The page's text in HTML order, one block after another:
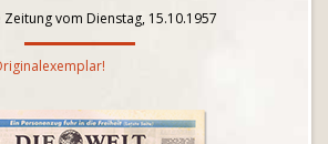
vom Dienstag, 15.10.1957